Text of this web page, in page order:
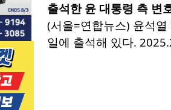
출석한 윤 대통령 측 변
(서울=연합뉴스) 윤석
일에 출석해 있다.